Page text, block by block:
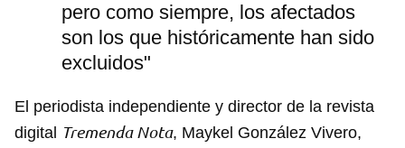
pero como siempre, los afectados
son los que históricamente han sido
excluidos"
El periodista independiente y director de la revista
digital Tremenda Nota, Maykel González Vivero,